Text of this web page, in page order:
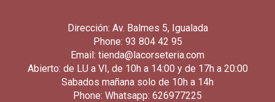
Dirección: Av. Balmes 5, Igualada
Phone: 93 804 42 95
Email: tienda@lacorseteria.com
Abierto: de LU a VI, de 10h a 14:00 y de 17h a 20:00
Sabados mañana solo de 10h a 14h
Phone: Whatsapp: 626977225